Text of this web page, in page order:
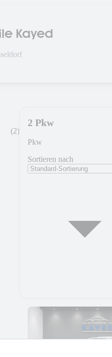
Kayed
(2)
2 Pkw
Pkw
Sortieren nach